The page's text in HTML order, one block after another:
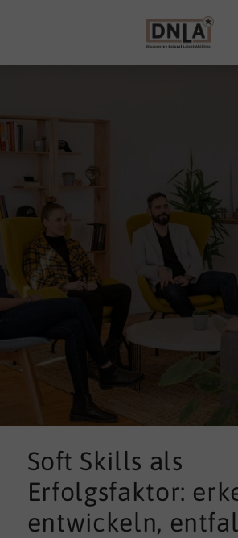
Soft Skills als
Erfolgsfaktor:
entwickeln,